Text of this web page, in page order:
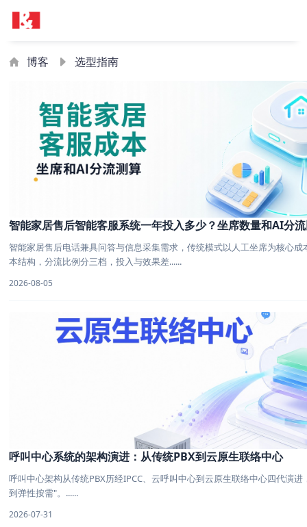
博客 选型指南
智能家居售后智能客服系统一年投入多少？坐席数量和AI分
智能家居售后电话兼具问答与信息采集需求，传统模式以人工坐席为核心成
本结构，分流比例分三档，投入与效果差......
2026-08-05
呼叫中心系统的架构演进：从传统PBX到云原生联络中心
呼叫中心架构从传统PBX历经IPCC、云呼叫中心到云原生联络中心四代演
到弹性按需"。......
2026-07-31